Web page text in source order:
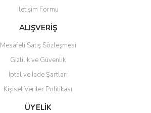
İletişim Formu
ALIŞVERİŞ
Mesafeli Satış Sözleşmesi
Gizlilik ve Güvenlik
İptal ve İade Şartları
Kişisel Veriler Politikası
ÜYELİK